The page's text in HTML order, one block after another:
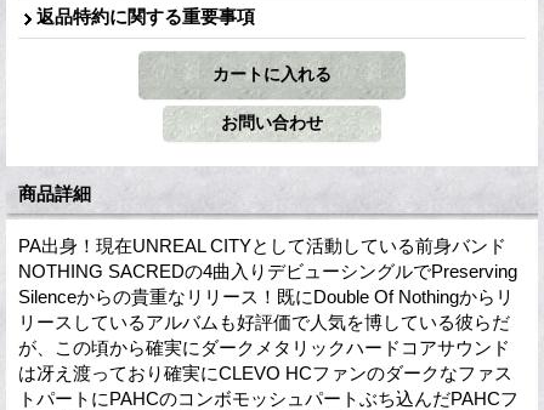
返品特約に関する重要事項
商品詳細
PA出身！現在UNREAL CITYとして活動している前身バンド
NOTHING SACREDの4曲入りデビューシングルでPreserving
Silenceからの貴重なリリース！既にDouble Of Nothingからリ
リースしているアルバムも好評価で人気を博している彼らだ
が、この頃から確実にダークメタリックハードコアサウンド
は冴え渡っており確実にCLEVO HCファンのダークなファス
トパートにPAHCのコンボモッシュパートぶち込んだPAHCフ